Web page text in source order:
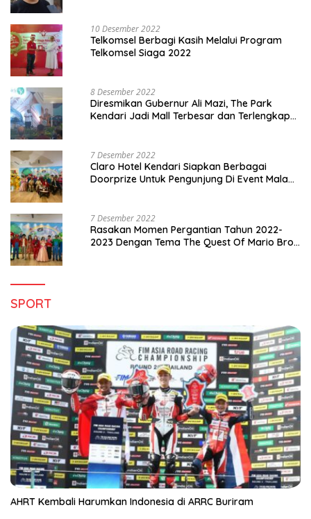
10 Desember 2022
Telkomsel Berbagi Kasih Melalui Program
Telkomsel Siaga 2022
8 Desember 2022
Diresmikan Gubernur Ali Mazi, The Park
Kendari Jadi Mall Terbesar dan Terlengkap
7 Desember 2022
Claro Hotel Kendari Siapkan Berbagai
Doorprize Untuk Pengunjung Di Event Malam
7 Desember 2022
Rasakan Momen Pergantian Tahun 2022-
2023 Dengan Tema The Quest Of Mario Bros
SPORT
AHRT Kembali Harumkan Indonesia di ARRC Buriram